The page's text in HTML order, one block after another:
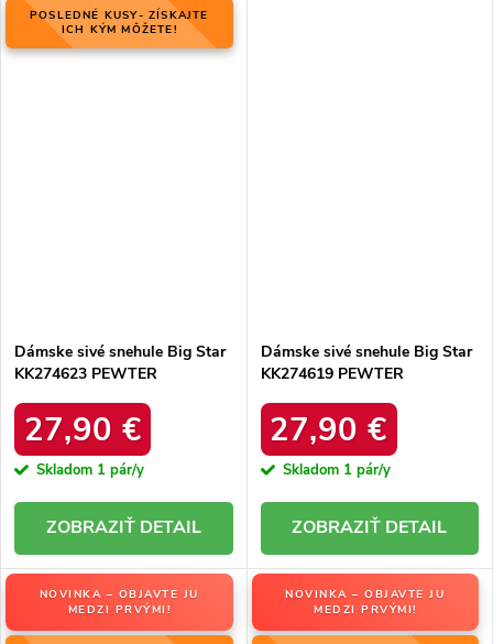
POSLEDNÉ KUSY- ZÍSKAJTE
ICH KÝM MÔŽETE!
Dámske sivé snehule Big Star
KK274623 PEWTER
27,90 €
Skladom 1 pár/y
DETAIL
Dámske sivé snehule Big Star
KK274619 PEWTER
27,90 €
Skladom 1 pár/y
DETAIL
NOVINKA – OBJAVTE JU
MEDZI PRVÝMI!
NOVINKA – OBJAVTE JU
MEDZI PRVÝMI!